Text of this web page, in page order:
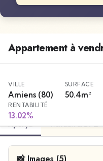
Appartement à
VILLE
Amiens (80)
SURFACE
50.4m²
RENTABILITÉ
13.02%
Aperçu Travaux & DPE